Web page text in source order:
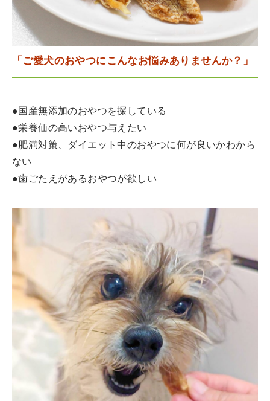
「ご愛犬のおやつにこんなお悩みありませんか？」
●国産無添加のおやつを探している
●栄養価の高いおやつ与えたい
●肥満対策、ダイエット中のおやつに何が良いかわから
ない
●歯ごたえがあるおやつが欲しい